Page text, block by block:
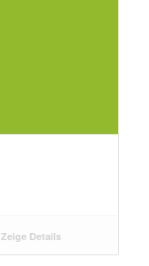
Zeige Details